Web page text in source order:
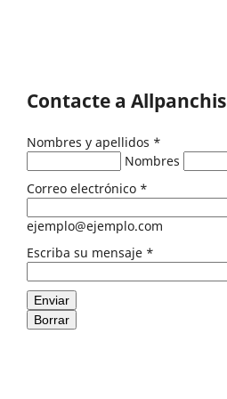
Contacte a Allpanchis
Nombres y apellidos *
Nombres
Correo electrónico *
ejemplo@ejemplo.com
Escriba su mensaje *
Enviar
Borrar